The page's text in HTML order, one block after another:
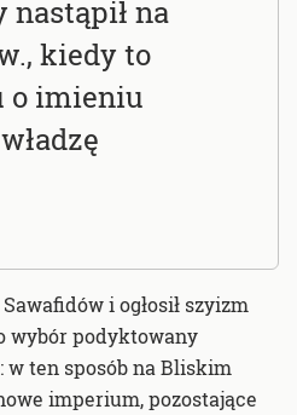
na
kiedy to
o imieniu
i ogłosił szyizm
wybór podyktowany
ten sposób na Bliskim
imperium, pozostające